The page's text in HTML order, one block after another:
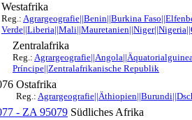
Westafrika
Reg.: Agrargeografie||Benin||Burkina
Zentralafrika
Reg.:
Príncipe||Zentralafrikanische Republik
Ostafrika
Reg.:
- ZA 95079 Südliches Afrika